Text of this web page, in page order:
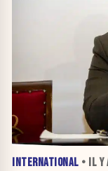
INTERNATIONAL • IL Y